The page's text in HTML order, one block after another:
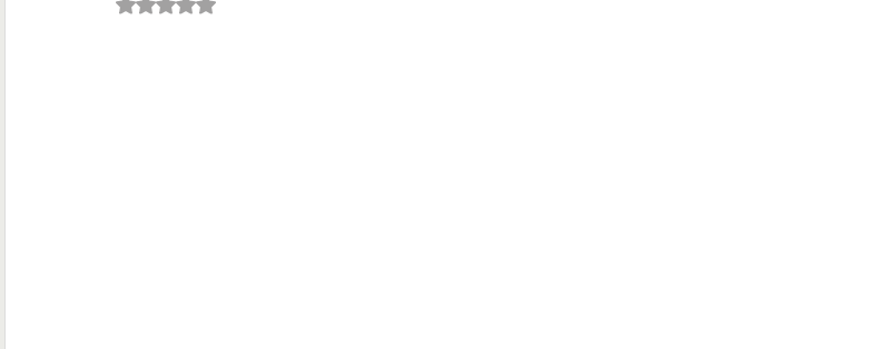
Avaliado com NaN de 5 estrelas.